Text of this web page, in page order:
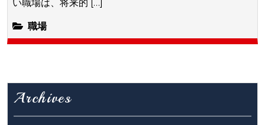
い職場は、将来的 […]
職場
Archives